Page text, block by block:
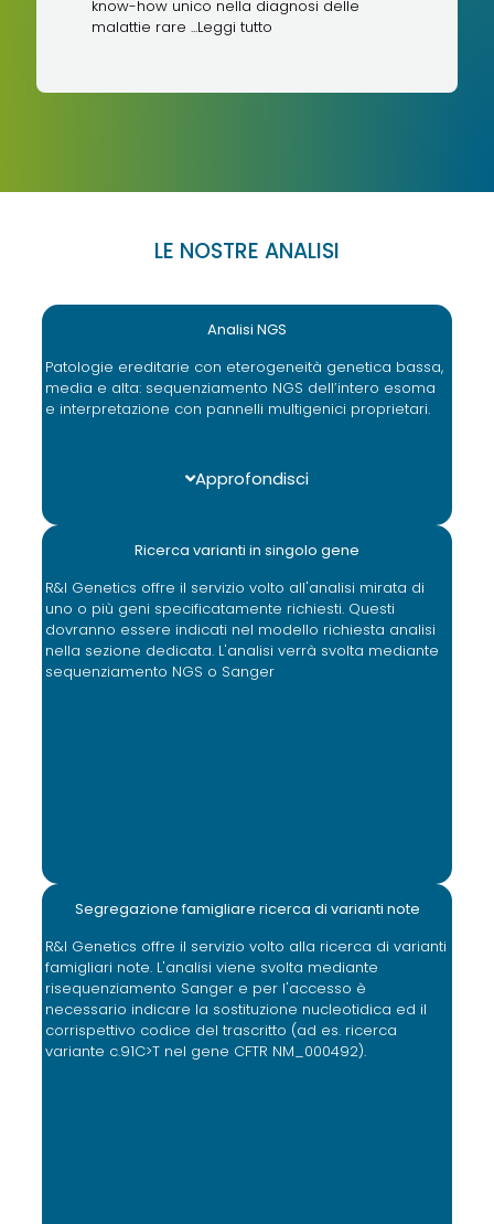
know-how unico nella diagnosi delle
malattie rare ...Leggi tutto
LE NOSTRE ANALISI
Analisi NGS
Patologie ereditarie con eterogeneità genetica bassa,
media e alta: sequenziamento NGS dell’intero esoma
e interpretazione con pannelli multigenici proprietari.
Approfondisci
Ricerca varianti in singolo gene
R&I Genetics offre il servizio volto all'analisi mirata di
uno o più geni specificatamente richiesti. Questi
dovranno essere indicati nel modello richiesta analisi
nella sezione dedicata. L'analisi verrà svolta mediante
sequenziamento NGS o Sanger
Segregazione famigliare ricerca di varianti note
R&I Genetics offre il servizio volto alla ricerca di varianti
famigliari note. L'analisi viene svolta mediante
risequenziamento Sanger e per l'accesso è
necessario indicare la sostituzione nucleotidica ed il
corrispettivo codice del trascritto (ad es. ricerca
variante c.91C>T nel gene CFTR NM_000492).